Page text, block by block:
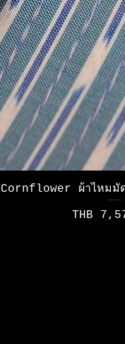
Quick
Cornflower ผ้าไหม
Price
THB